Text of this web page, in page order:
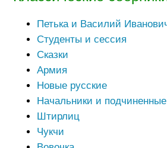
Петька и Василий
Студенты и сессия
Сказки
Армия
Новые русские
Начальники и подчиненные
Штирлиц
Чукчи